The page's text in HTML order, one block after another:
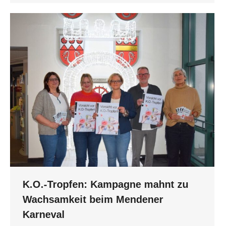
K.O.-Tropfen: Kampagne mahnt zu
Wachsamkeit beim Mendener
Karneval